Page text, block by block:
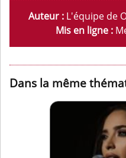
Auteur : L'équipe de
Mis en ligne :
Dans la même